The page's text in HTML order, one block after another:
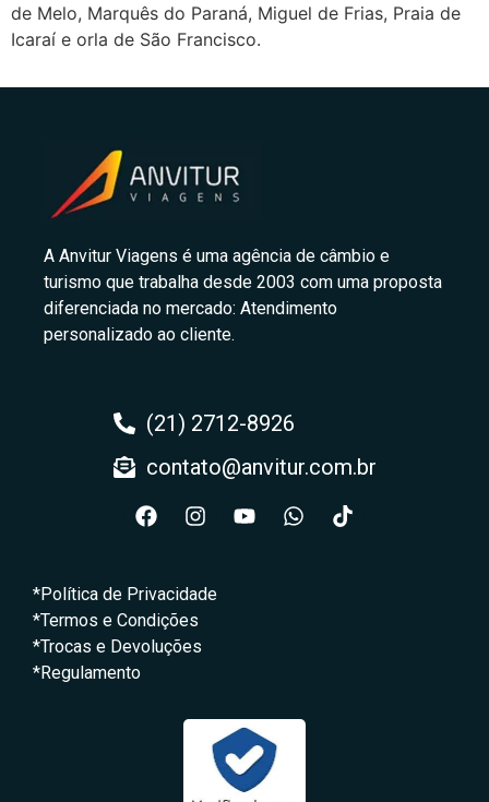
de Melo, Marquês do Paraná, Miguel de Frias, Praia de
Icaraí e orla de São Francisco.
A Anvitur Viagens é uma agência de câmbio e
turismo que trabalha desde 2003 com uma proposta
diferenciada no mercado: Atendimento
personalizado ao cliente.
(21) 2712-8926
contato@anvitur.com.br
*Política de Privacidade
*Termos e Condições
*Trocas e Devoluções
*Regulamento